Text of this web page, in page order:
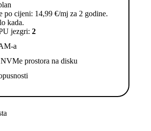
po cijeni: 14,99 €/mj za 2 godine.
kada.
jezgri: 2
a
NVMe prostora na disku